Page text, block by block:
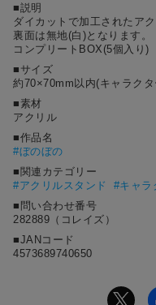
■説明
ダイカットで加工されたア
裏面は無地(白)となります。
コンプリートBOX(5個入り)
■サイズ
約70×70mm以内(キャラク
■素材
アクリル
■作品名
#ぼのぼの
■関連カテゴリー
#アクリルスタンド
#キャラ
■問い合わせ番号
282889（コレイズ）
■JANコード
4573689740650